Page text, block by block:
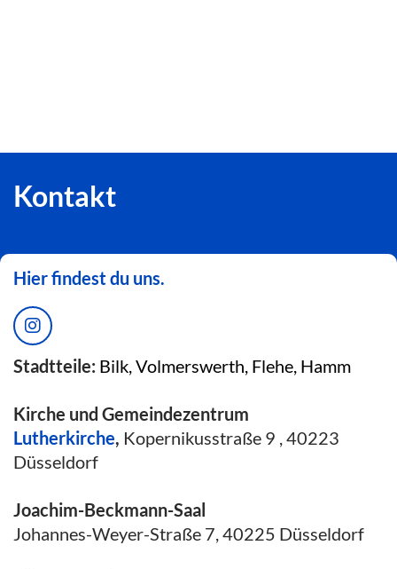
Kontakt
Hier findest du uns.
Stadtteile: Bilk, Volmerswerth, Flehe, Hamm
Kirche und Gemeindezentrum
Lutherkirche, Kopernikusstraße 9 , 40223
Düsseldorf
Joachim-Beckmann-Saal
Johannes-Weyer-Straße 7, 40225 Düsseldorf